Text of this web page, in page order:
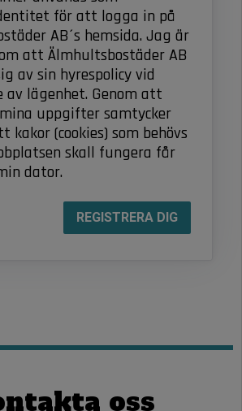
för att logga in på
AB´s hemsida. Jag är
att Älmhultsbostäder AB
av sin hyrespolicy vid
av lägenhet. Genom att
uppgifter samtycker
kakor (cookies) som behövs
skall fungera får
dator.
REGISTRERA DIG
oss